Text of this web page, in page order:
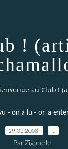
!
au Club !
- on a lu - on a
29.05.2008
Par Zigobelle